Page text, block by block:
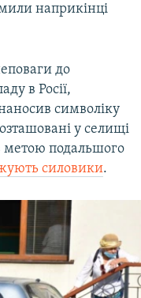
наприкінці
до
в Росії,
символіку
у селищі
подальшого
силовики.